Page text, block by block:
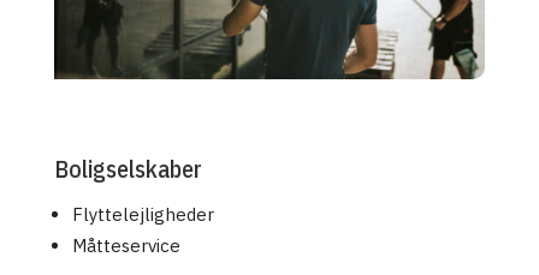
Boligselskaber
Flyttelejligheder
Måtteservice